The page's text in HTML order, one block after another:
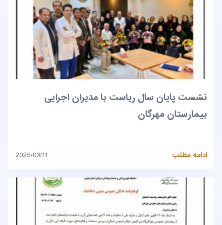
نشست پایان سال ریاست با مدیران اجرایی
بیمارستان مهرگان
ادامه مطلب 2025/03/11